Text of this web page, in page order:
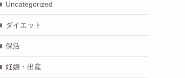
Uncategorized
ダイエット
保活
妊娠・出産